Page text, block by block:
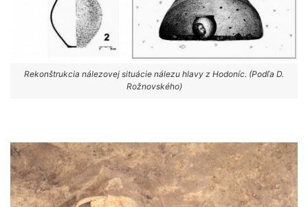
Rekonštrukcia nálezovej situácie nálezu hlavy z Hodoníc. (Podľa D.
Rožnovského)